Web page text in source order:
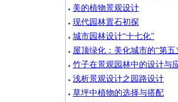
● 美的植物景观设计
● 现代园林置石初探
● 城市园林设计“十七化”
● 屋顶绿化：美化城市的“第五
● 竹子在景观园林中的设计与
● 浅析景观设计之园路设计
● 草坪中植物的选择与搭配